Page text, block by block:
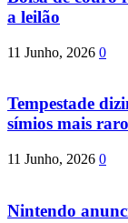
a leilão
11 Junho, 2026 0
Tempestade
símios mais
11 Junho, 2026 0
Nintendo